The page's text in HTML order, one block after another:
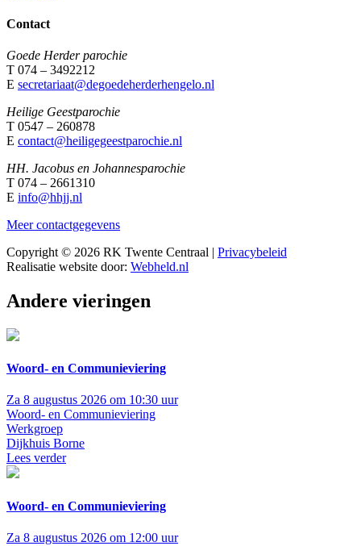
Contact
Goede Herder parochie
T 074 – 3492212
E secretariaat@degoedeherderhengelo.nl
Heilige Geestparochie
T 0547 – 260878
E contact@heiligegeestparochie.nl
HH. Jacobus en Johannesparochie
T 074 – 2661310
E info@hhjj.nl
Meer contactgegevens
Copyright © 2026 RK Twente Centraal | Privacybeleid
Realisatie website door: Webheld.nl
Andere vieringen
Woord- en Communieviering
Za 8 augustus 2026 om 10:30 uur
Woord- en Communieviering
Werkgroep
Dijkhuis Borne
Lees verder
Woord- en Communieviering
Za 8 augustus 2026 om 12:00 uur